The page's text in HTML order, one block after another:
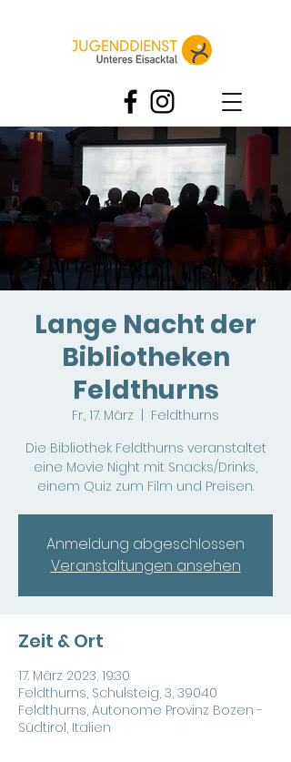
Lange Nacht der
Bibliotheken
Feldthurns
Fr., 17. März
Feldthurns
Die Bibliothek Feldthurns veranstaltet
eine Movie Night mit Snacks/Drinks,
einem Quiz zum Film und Preisen.
Anmeldung abgeschlossen
Veranstaltungen ansehen
Zeit & Ort
17. März 2023, 19:30
Feldthurns, Schulsteig, 3, 39040
Feldthurns, Autonome Provinz Bozen -
Südtirol, Italien